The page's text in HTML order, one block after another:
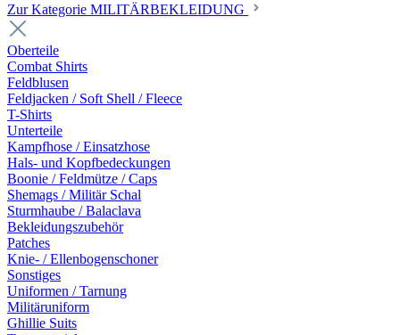
Zur Kategorie MILITÄRBEKLEIDUNG
Oberteile
Combat Shirts
Feldblusen
Feldjacken / Soft Shell / Fleece
T-Shirts
Unterteile
Kampfhose / Einsatzhose
Hals- und Kopfbedeckungen
Boonie / Feldmütze / Caps
Shemags / Militär Schal
Sturmhaube / Balaclava
Bekleidungszubehör
Patches
Knie- / Ellenbogenschoner
Sonstiges
Uniformen / Tarnung
Militäruniform
Ghillie Suits